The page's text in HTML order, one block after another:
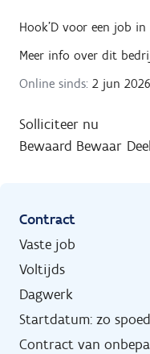
Hook'D voor een job in
Meer info over dit
Online sinds: 2 jun 2026
Solliciteer nu
Bewaard Bewaar
Contract
Vaste job
Voltijds
Dagwerk
Startdatum: zo
Contract van